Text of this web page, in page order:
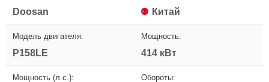
Doosan Китай
Модель двигателя:
P158LE
Мощность:
414 кВт
Мощность (л.с.): Обороты: